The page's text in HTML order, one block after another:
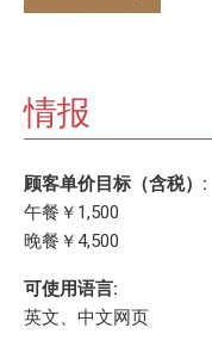
情报
顾客单价目标（含税）:
午餐￥1,500
晚餐￥4,500
可使用语言:
英文、中文网页